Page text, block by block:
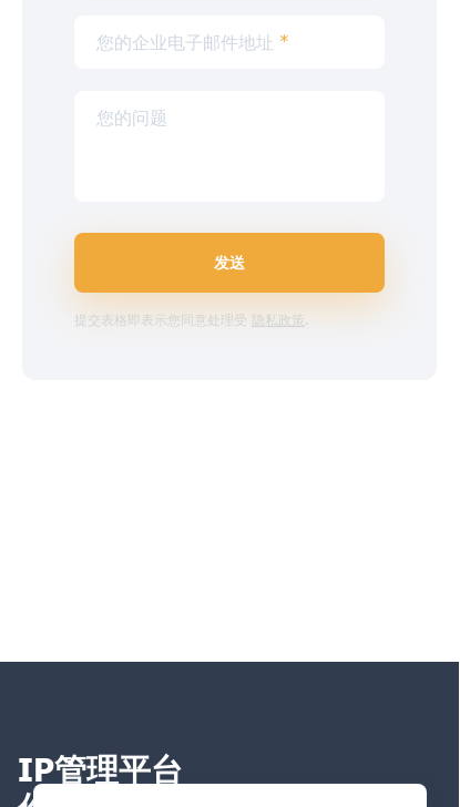
您的企业电子邮件地址 *
您的问题
发送
提交表格即表示您同意处理受 隐私政策 .
IP管理平台